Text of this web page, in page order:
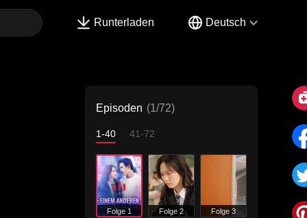
Runterladen Deutsch
Episoden (1/72)
1-40 41-72
Folge 1 Folge 2 Folge 3